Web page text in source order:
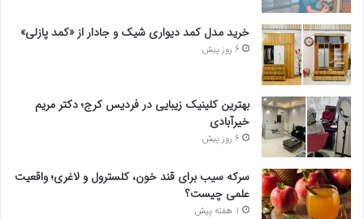
خرید مدل کمد دیواری شیک و جادار از «کمد پازلی»
6 روز پیش
بهترین کلینیک زیبایی در فردیس کرج؛ دکتر مریم
خیرآبادی
6 روز پیش
سرکه سیب برای قند خون، کلسترول و لاغری؛ واقعیت
علمی چیست؟
1 هفته پیش